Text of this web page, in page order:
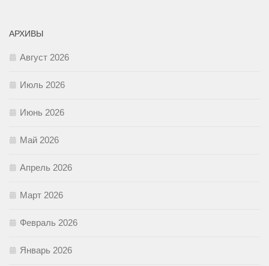
АРХИВЫ
Август 2026
Июль 2026
Июнь 2026
Май 2026
Апрель 2026
Март 2026
Февраль 2026
Январь 2026